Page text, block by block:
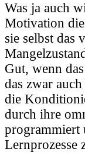
Was ja auch
Motivation
sie selbst das
Gut, wenn
das zwar
die
durch ihre
programmiert
Lernprozesse